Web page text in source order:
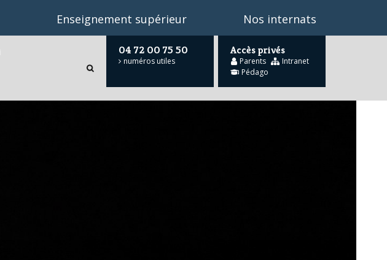
Enseignement supérieur Nos internats
04 72 00 75 50
numéros utiles
Accès privés
Parents
Intranet
Pédago